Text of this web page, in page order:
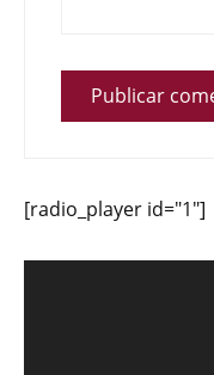
[radio_player id="1"]